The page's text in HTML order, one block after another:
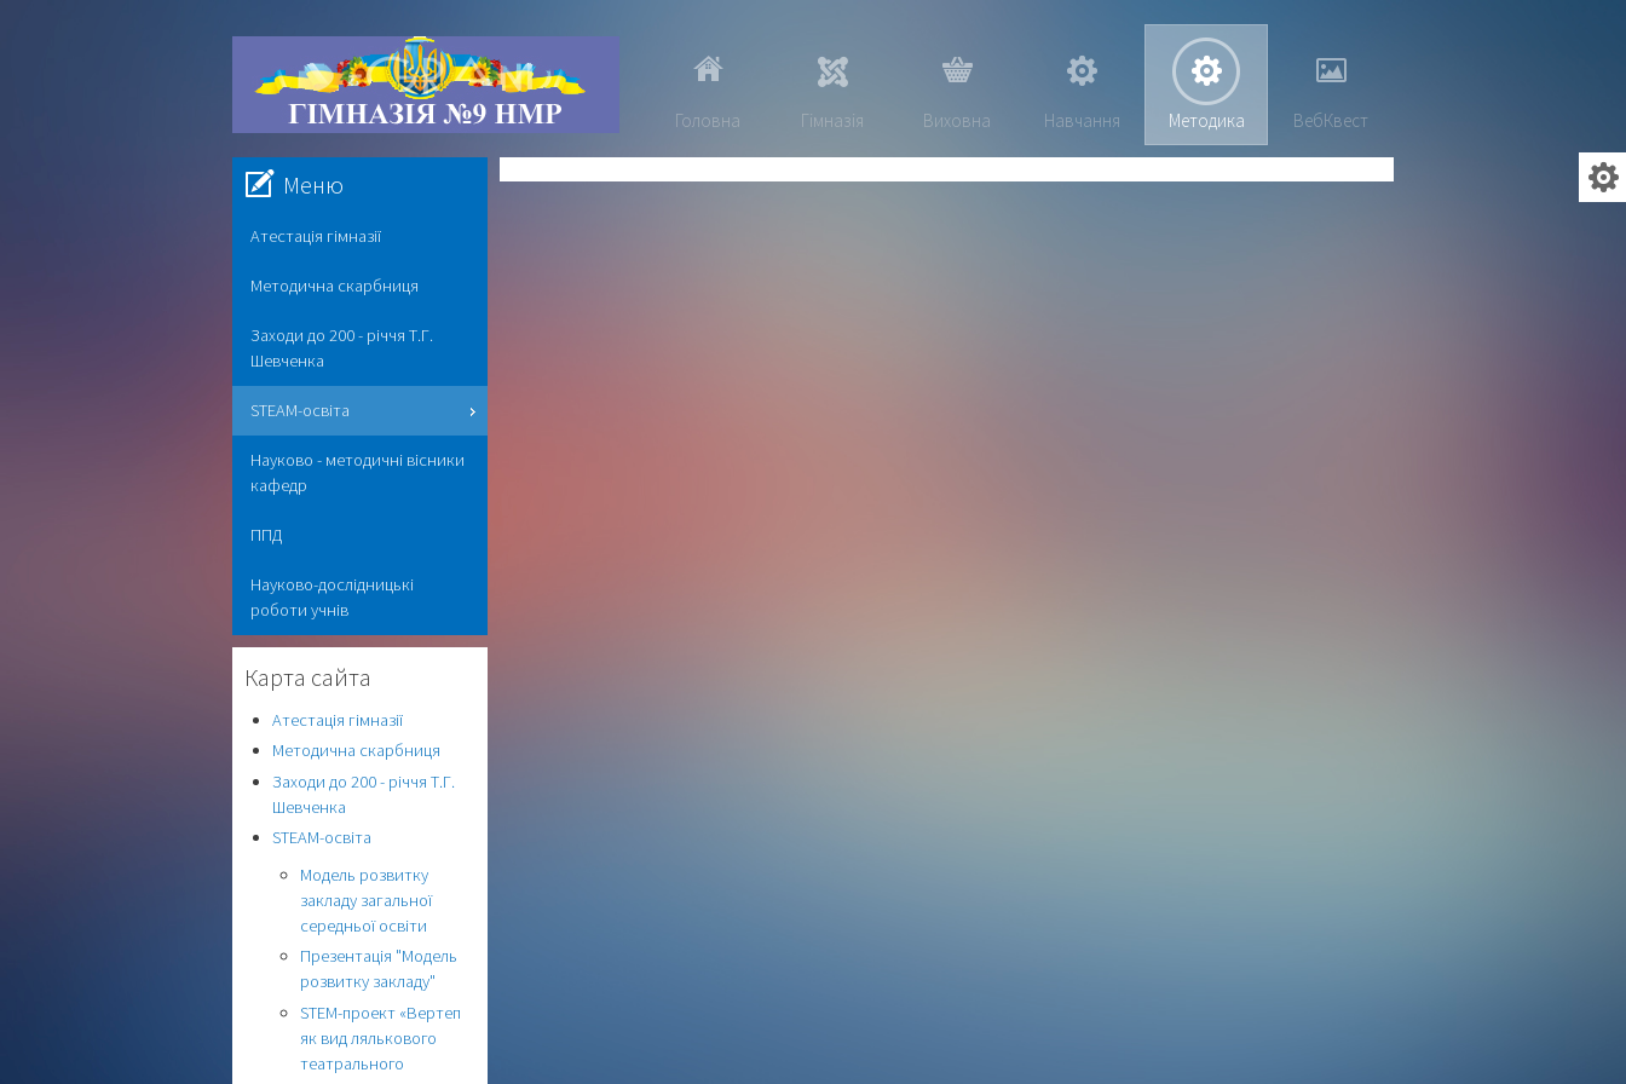
Головна Гімназія Виховна Навчання Методика ВебКвест
Меню
Атестація гімназії
Методична скарбниця
Заходи до 200 - річчя Т.Г.
Шевченка
STEAM-освіта
Науково - методичні вісники
кафедр
ППД
Науково-дослідницькі
роботи учнів
Карта сайта
Атестація гімназії
Методична скарбниця
Заходи до 200 - річчя Т.Г.
Шевченка
STEAM-освіта
Модель розвитку
закладу загальної
середньої освіти
Презентація "Модель
розвитку закладу"
STEM-проект «Вертеп
як вид лялькового
театрального